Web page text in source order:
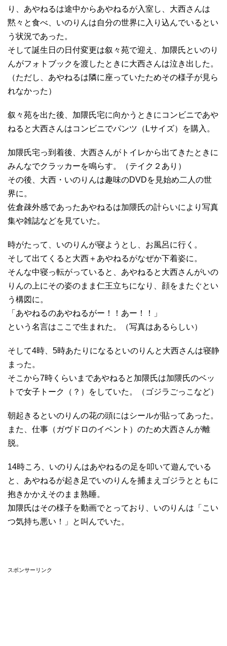
り、あやねるは途中からあやねるが入室し、大西さんは
黙々と食べ、いのりんは自分の世界に入り込んでいるとい
う状況であった。
そして誕生日の日付変更は叙々苑で迎え、加隈氏といのり
んがフォトブックを渡したときに大西さんは泣き出した。
（ただし、あやねるは隣に座っていたためその様子が見ら
れなかった）
叙々苑を出た後、加隈氏宅に向かうときにコンビニであや
ねると大西さんはコンビニでパンツ（Lサイズ）を購入。
加隈氏宅っ到着後、大西さんがトイレから出てきたときに
みんなでクラッカーを鳴らす。（テイク２あり）
その後、大西・いのりんは趣味のDVDを見始め二人の世
界に。
佐倉疎外感であったあやねるは加隈氏の計らいにより写真
集や雑誌などを見ていた。
時がたって、いのりんが寝ようとし、お風呂に行く。
そして出てくると大西＋あやねるがなぜか下着姿に。
そんな中寝っ転がっていると、あやねると大西さんがいの
りんの上にその姿のまま仁王立ちになり、顔をまたぐとい
う構図に。
「あやねるのあやねるがー！！あー！！」
という名言はここで生まれた。（写真はあるらしい）
そして4時、5時あたりになるといのりんと大西さんは寝静
まった。
そこから7時くらいまであやねると加隈氏は加隈氏のベッ
トで女子トーク（？）をしていた。（ゴジラごっこなど）
朝起きるといのりんの花の頭にはシールが貼ってあった。
また、仕事（ガヴドロのイベント）のため大西さんが離
脱。
14時ころ、いのりんはあやねるの足を叩いて遊んでいる
と、あやねるが起き足でいのりんを捕まえゴジラとともに
抱きかかえそのまま熟睡。
加隈氏はその様子を動画でとっており、いのりんは「こい
つ気持ち悪い！」と叫んでいた。
スポンサーリンク